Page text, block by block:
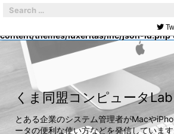
Warning: Trying to access array offset on
/home/mach/kumadoumei.net/
content/themes/luxeritas/inc/json-ld.php
くま同盟コンピュータLab
とある企業のシステム管理者がMacや
ータの便利な使い方などを発信しています